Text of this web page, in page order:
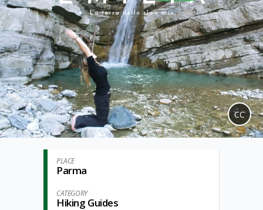
CC
PLACE
Parma
CATEGORY
Hiking Guides